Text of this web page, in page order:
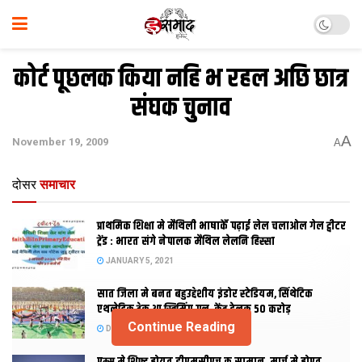
कोर्ट पूछलक किया नहि भ रहल अछि छात्र
संघक चुनाव
November 19, 2009 AA
दोसर समाचार
प्राथमिक शि‍क्षा मे मैथि‍ली भाषाकेँ पढ़ाई लेल चलाओल गेल ट्वीटर
ट्रेंड : भारत संगे नेपालक मैथिल लेलनि हिस्सा
JANUARY 5, 2021
सात जिला मे बनत बहुउद्देशीय इंडोर स्‍टेडि‍यम, सिंथेटिक
एथलेटिक ट्रेक आ स्विमिंग पुल, केंद्र देलक 50 करोड़
DECEMBER 26, 2020
Continue Reading